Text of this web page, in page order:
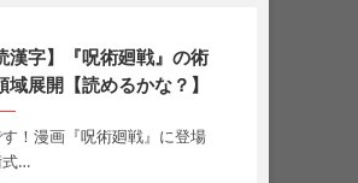
漢字】『呪術廻戦』の術
域展開【読めるかな？】
！漫画『呪術廻戦』に登場
式…